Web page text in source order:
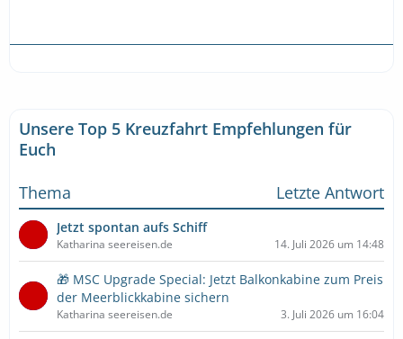
Unsere Top 5 Kreuzfahrt Empfehlungen für
Euch
Thema
Letzte Antwort
Jetzt spontan aufs Schiff
Katharina seereisen.de 14. Juli 2026 um 14:48
🎁 MSC Upgrade Special: Jetzt Balkonkabine zum Preis
der Meerblickkabine sichern
Katharina seereisen.de 3. Juli 2026 um 16:04